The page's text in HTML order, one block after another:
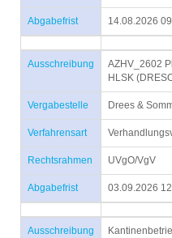
Abgabefrist 14.08.2026
Ausschreibung
AZHV_2602
HLSK
Vergabestelle Drees &
Verfahrensart
Rechtsrahmen UVgO/VgV
Abgabefrist 03.09.2026
Ausschreibung